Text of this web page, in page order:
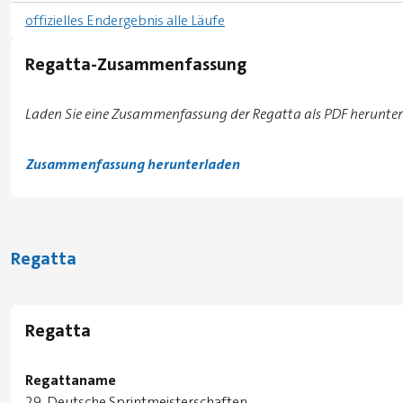
offizielles Endergebnis alle Läufe
Regatta-Zusammenfassung
Laden Sie eine Zusammenfassung der Regatta als PDF
Zusammenfassung herunterladen
Regatta
Regatta
Regattaname